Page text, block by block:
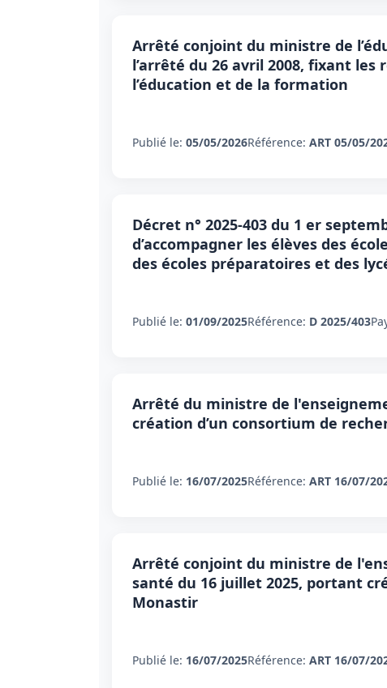
Arrêté conjoint du ministre de
l’arrêté du 26 avril 2008, fixant
l’éducation et de la formation
Publié le: 05/05/2026Référence: ART 05/05/
Décret n° 2025-403 du 1 er
d’accompagner les élèves des
des écoles préparatoires et des
Publié le: 01/09/2025Référence: D 2025/403
Arrêté du ministre de
création d’un consortium de
Publié le: 16/07/2025Référence: ART 16/07/
Arrêté conjoint du ministre de
santé du 16 juillet 2025, portant
Monastir
Publié le: 16/07/2025Référence: ART 16/07/